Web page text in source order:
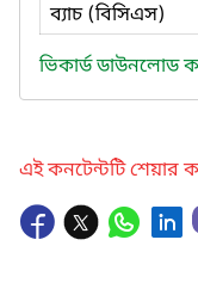
ব্যাচ (বিসিএস)
ভিকার্ড ডাউনলোড
এই কনটেন্টটি শেয়ার